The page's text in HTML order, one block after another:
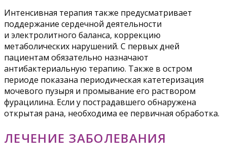
Интенсивная терапия также предусматривает
поддержание сердечной деятельности
и электролитного баланса, коррекцию
метаболических нарушений. С первых дней
пациентам обязательно назначают
антибактериальную терапию. Также в остром
периоде показана периодическая катетеризация
мочевого пузыря и промывание его раствором
фурацилина. Если у пострадавшего обнаружена
открытая рана, необходима ее первичная обработка.
ЛЕЧЕНИЕ ЗАБОЛЕВАНИЯ